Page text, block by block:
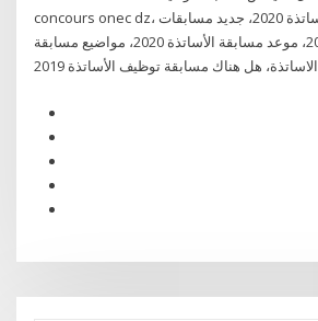
concours onec dz، التحضير لمسابقة الاساتذة 2020، جديد مسابقات
التوظيف 2020/2021، موعد مسابقة الأساتذة 2020، مواضيع مسابقة
الاساتذة، هل هناك مسابقة توظيف الأساتذة 2019